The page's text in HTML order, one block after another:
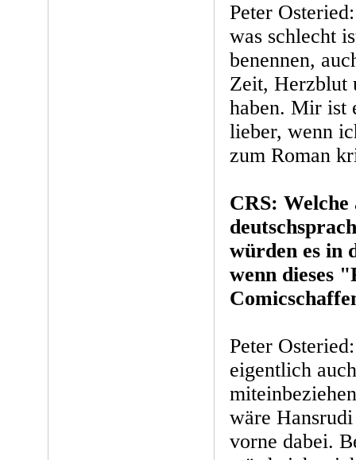
Peter
was schlecht
benennen,
Zeit, Herzblut
haben. Mir ist
lieber, wenn
zum Roman
CRS:
würden es in
wenn dieses
Peter
eigentlich
wäre
vorne dabei.